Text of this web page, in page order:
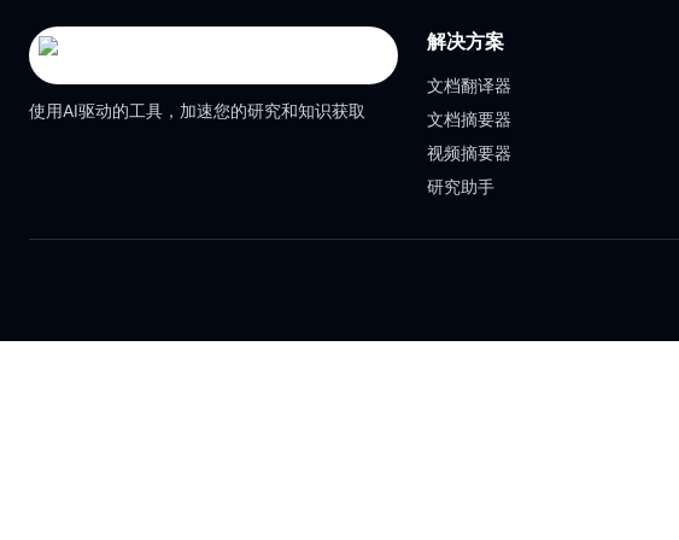
使用AI驱动的工具，加速您的研究和知识获取
解决方案
文档翻译器
文档摘要器
视频摘要器
研究助手